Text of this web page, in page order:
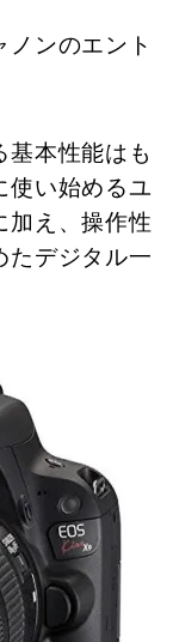
ノンのエント
基本性能はも
使い始めるユ
加え、操作性
たデジタル一